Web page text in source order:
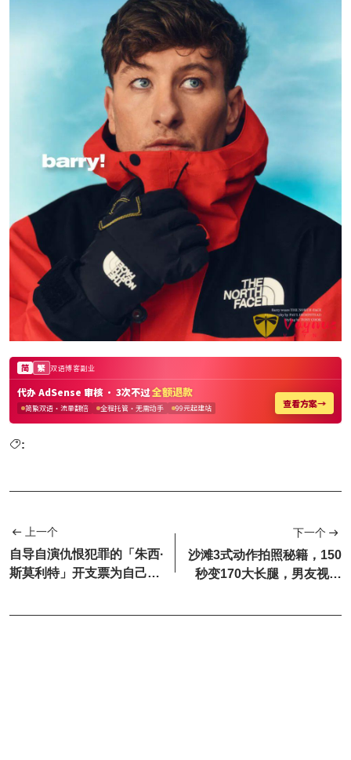
:
上一个
自导自演仇恨犯罪的「朱西·
斯莫利特」开支票为自己洗
下一个
沙滩3式动作拍照秘籍，150
秒变170大长腿，男友视角